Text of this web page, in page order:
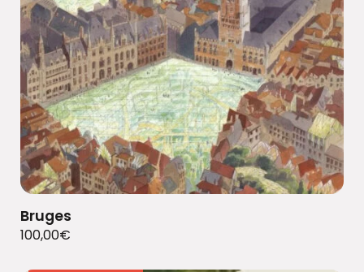
Bruges
100,00€